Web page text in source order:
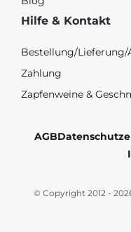
Hilfe & Kontakt
Bestellung/Lieferung/
Zahlung
Zapfenweine &
AGB
© Copyright 2012 -